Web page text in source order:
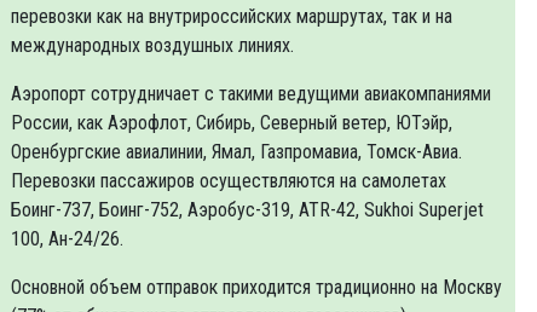
перевозки как на внутрироссийских маршрутах, так и на
международных воздушных линиях.
Аэропорт сотрудничает с такими ведущими авиакомпаниями
России, как Аэрофлот, Сибирь, Северный ветер, ЮТэйр,
Оренбургские авиалинии, Ямал, Газпромавиа, Томск-Авиа.
Перевозки пассажиров осуществляются на самолетах
Боинг-737, Боинг-752, Аэробус-319, ATR-42, Sukhoi Superjet
100, Ан-24/26.
Основной объем отправок приходится традиционно на Москву